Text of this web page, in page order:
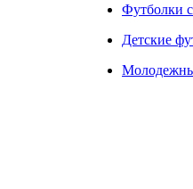
Футболки
Детские